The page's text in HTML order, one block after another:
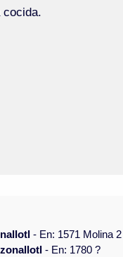
cocida.
- En: 1571 Molina 2
- En: 1780 ?